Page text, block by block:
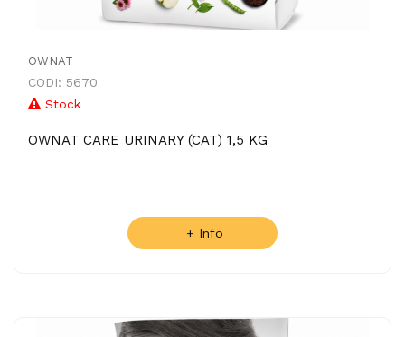
OWNAT
CODI: 5670
Stock
OWNAT CARE URINARY (CAT) 1,5 KG
+ Info